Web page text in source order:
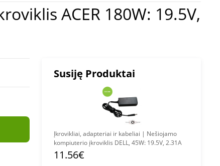
Susiję Produktai
Įkrovikliai, adapteriai ir kabeliai | Nešiojamo
kompiuterio įkroviklis DELL, 45W: 19.5V, 2.31A
11.56€